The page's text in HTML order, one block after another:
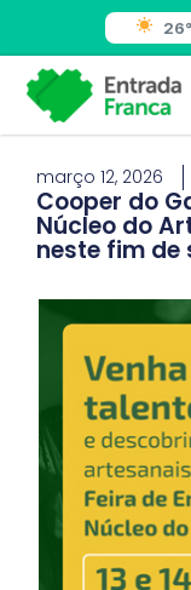
26°
março 12, 2026
Cooper do
Núcleo do
neste fim de